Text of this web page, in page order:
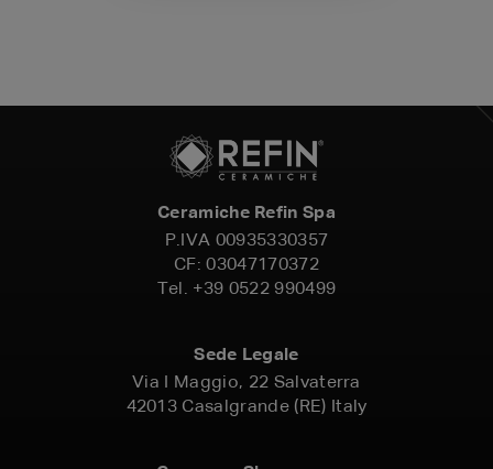
Ceramiche Refin Spa
P.IVA 00935330357
CF:03047170372
Tel. +39 0522 990499
Sede Legale
Via I Maggio, 22 Salvaterra
42013 Casalgrande (RE) Italy